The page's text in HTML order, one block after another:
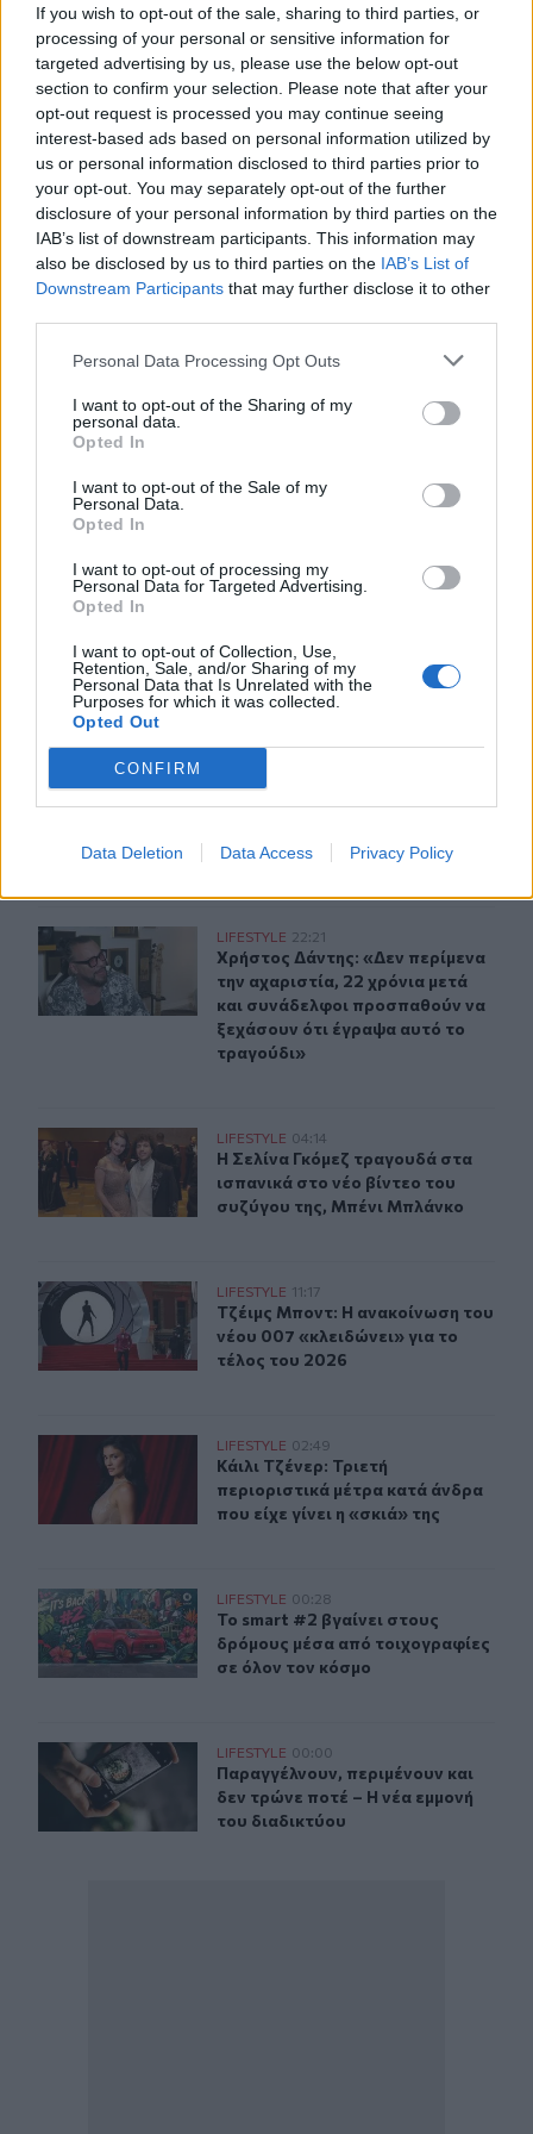
If you wish to opt-out of the sale, sharing to third parties, or
processing of your personal or sensitive information for
targeted advertising by us, please use the below opt-out
section to confirm your selection. Please note that after your
opt-out request is processed you may continue seeing
interest-based ads based on personal information utilized by
us or personal information disclosed to third parties prior to
your opt-out. You may separately opt-out of the further
disclosure of your personal information by third parties on the
IAB’s list of downstream participants. This information may
also be disclosed by us to third parties on the IAB’s List of
Downstream Participants that may further disclose it to other
Personal Data Processing Opt Outs
I want to opt-out of the Sharing of my
personal data.
Opted In
I want to opt-out of the Sale of my
Personal Data.
Opted In
I want to opt-out of processing my
Personal Data for Targeted Advertising.
Opted In
I want to opt-out of Collection, Use,
Retention, Sale, and/or Sharing of my
Personal Data that Is Unrelated with the
Purposes for which it was collected.
Opted Out
CONFIRM
Data Deletion Data Access Privacy Policy
Τζόκερ: Αυτοί είναι οι τυχεροί αριθμοί που κερδίζουν
πάνω από 2 εκατ. ευρώ
21:56
Συρία: Βόμβα εξερράγη σε λεωφορείο κοντά στη
Δαμασκό – Τουλάχιστον 2 νεκροί και 13 τραυματίες
21:43
Απίστευτο περιστατικό σε αγώνα μπέιζμπολ: Μπαστούνι
παίκτη εκτοξεύτηκε στις κερκίδες και τραυμάτισε θεατή
αμάχων σε Ουκρανία και Ρωσία
Αδιάκοπες οι ροές μεταναστών στην Κρήτη: Νέα
«καραβιά» στον Τσούτσουρα - Ανάμεσά τους γυναίκες
και μικρά παιδιά
Μουσική λαϊκή βραδιά στο Πάρκο Κνωσού την
ΠΕΡΙΣΣΟΤΕΡΑ
ΣΧΕΤΙΚA AΡΘΡΑ
Χρήστος Δάντης: «Δεν περίμενα την αχαριστία, 22
LIFESTYLE 22:21
Χρήστος Δάντης: «Δεν περίμενα
Χρήστος Δάντης: «Δεν περίμενα
την αχαριστία, 22 χρόνια μετά
και συνάδελφοι προσπαθούν να
ξεχάσουν ότι έγραψα αυτό το
τραγούδι»
Η Σελίνα Γκόμεζ συμμετέχει στο μουσικό βίντεο
LIFESTYLE 04:14
Η Σελίνα Γκόμεζ τραγουδά στα
Η Σελίνα Γκόμεζ τραγουδά στα
ισπανικά στο νέο βίντεο του
συζύγου της, Μπένι Μπλάνκο
Τζέιμς Μποντ: Η ανακοίνωση του νέου 007 «κλειδώνει»
LIFESTYLE 11:17
Τζέιμς Μποντ: Η ανακοίνωση του
Τζέιμς Μποντ: Η ανακοίνωση του
νέου 007 «κλειδώνει» για το
τέλος του 2026
Κάιλι Τζένερ: Τριετή περιοριστικά μέτρα κατά άνδρα
LIFESTYLE 02:49
Κάιλι Τζένερ: Τριετή περιοριστικά
Κάιλι Τζένερ: Τριετή
περιοριστικά μέτρα κατά άνδρα
που είχε γίνει η «σκιά» της
Το smart #2 βγαίνει στους δρόμους μέσα από
LIFESTYLE 00:28
Το smart #2 βγαίνει στους
Το smart #2 βγαίνει στους
δρόμους μέσα από τοιχογραφίες
σε όλον τον κόσμο
Παραγγέλνουν, περιμένουν και δεν τρώνε ποτέ – Η νέα
LIFESTYLE 00:00
Παραγγέλνουν, περιμένουν και
Παραγγέλνουν, περιμένουν και
δεν τρώνε ποτέ – Η νέα εμμονή
του διαδικτύου